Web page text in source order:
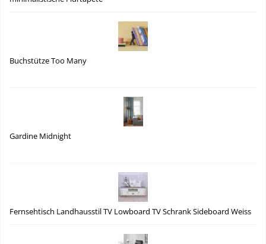
Buchstütze Too Many
Gardine Midnight
Fernsehtisch Landhausstil TV Lowboard TV Schrank Sideboard Weiss